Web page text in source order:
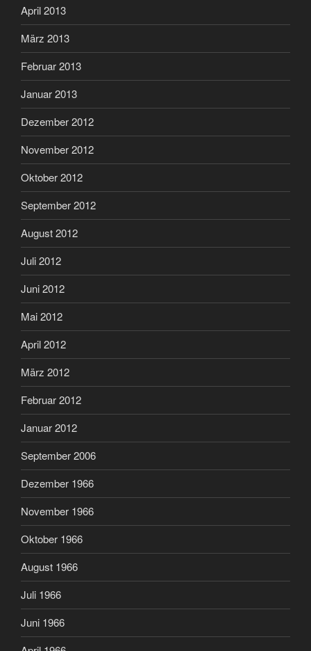
April 2013
März 2013
Februar 2013
Januar 2013
Dezember 2012
November 2012
Oktober 2012
September 2012
August 2012
Juli 2012
Juni 2012
Mai 2012
April 2012
März 2012
Februar 2012
Januar 2012
September 2006
Dezember 1966
November 1966
Oktober 1966
August 1966
Juli 1966
Juni 1966